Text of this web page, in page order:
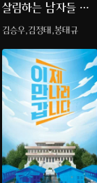
살림하는 남자들 시
즌2
김승우,김정태,봉태규